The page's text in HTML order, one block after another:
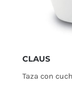
CLAUS
Taza con